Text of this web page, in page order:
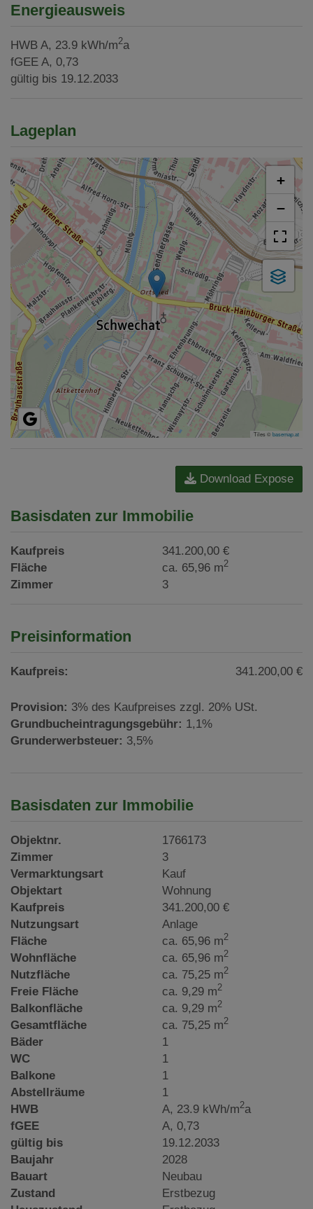
Energieausweis
HWB A, 23.9 kWh/m2a
fGEE A, 0,73
gültig bis 19.12.2033
Lageplan
+
−
Tiles ©basemap.at
Download Expose
Basisdaten zur Immobilie
Kaufpreis
341.200,00 €
Fläche
ca. 65,96 m2
Zimmer 3
Preisinformation
Kaufpreis: 341.200,00 €
Provision: 3% des Kaufpreises zzgl. 20% USt.
Grundbucheintragungsgebühr: 1,1%
Grunderwerbsteuer: 3,5%
Basisdaten zur Immobilie
Objektnr.
1766173
Zimmer
3
Vermarktungsart
Kauf
Objektart
Wohnung
Kaufpreis
341.200,00 €
Nutzungsart
Anlage
Fläche
ca. 65,96 m2
Wohnfläche ca. 65,96 m2
Nutzfläche ca. 75,25 m2
Freie Fläche ca. 9,29 m2
Balkonfläche ca. 9,29 m2
Gesamtfläche ca. 75,25 m2
Bäder
1
WC
1
Balkone
1
Abstellräume
1
HWB
A, 23.9 kWh/m2a
fGEE
A, 0,73
gültig bis
19.12.2033
Baujahr
2028
Bauart
Neubau
Zustand
Erstbezug